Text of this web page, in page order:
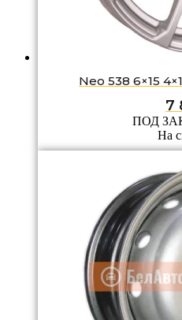
Neo 538 6×15
7
ПОД
На